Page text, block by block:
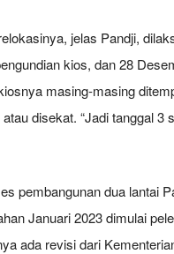
jelas Pandji,
kios, dan 28
masing-masing
disekat. “Jadi tanggal
pembangunan dua lantai
Januari 2023 dimulai
ada revisi dari